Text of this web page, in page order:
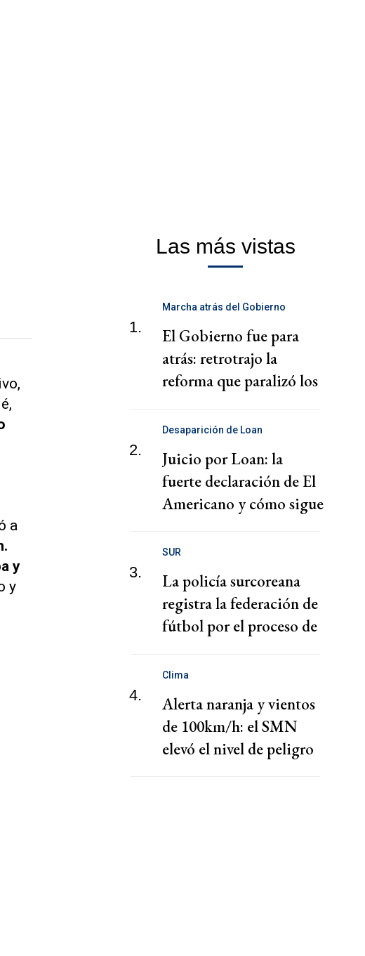
a
y
y
Las más vistas
1.
Marcha atrás del Gobierno
El Gobierno fue para
atrás: retrotrajo la
reforma que paralizó los
2.
Desaparición de Loan
Juicio por Loan: la
fuerte declaración de El
Americano y cómo sigue
3.
SUR
La policía surcoreana
registra la federación de
fútbol por el proceso de
4.
Clima
Alerta naranja y vientos
de 100km/h: el SMN
elevó el nivel de peligro